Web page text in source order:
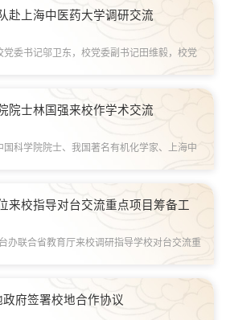
我校中医药民族医药传承创新工作开...
赴上海中医药大学调研交流
党委书记邬卫东，校党委副书记田维毅，校党
中心及一附院负责人赴上海中医药大学调研交
药大学党委书记曹锡康，校党委副...
院士林国强来校作学术交流
国科学院院士、我国著名有机化学家、上海中
在花溪校区图书馆学术报告厅，林国强为师生
草物质基础 助力中医药高质量...
来校指导对台交流重点项目筹备工
办联合省教育厅来校调研指导学校对台交流重
面临的困难及对台交流重点项目的筹备情况。
织申报的“祖同宗、食同味、药...
府签署校地合作协议